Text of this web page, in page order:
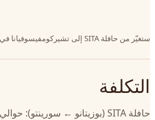
ستغيّر من حافلة SITA إلى تشيركومفيسوفيانا في محطة سورينتو.
التكلفة